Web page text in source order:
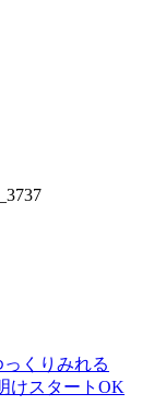
くりみれる
けスタートOK